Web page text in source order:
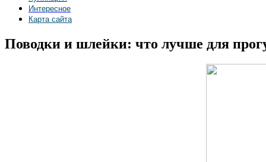
Интересное
Карта сайта
Поводки и шлейки: что лучше для